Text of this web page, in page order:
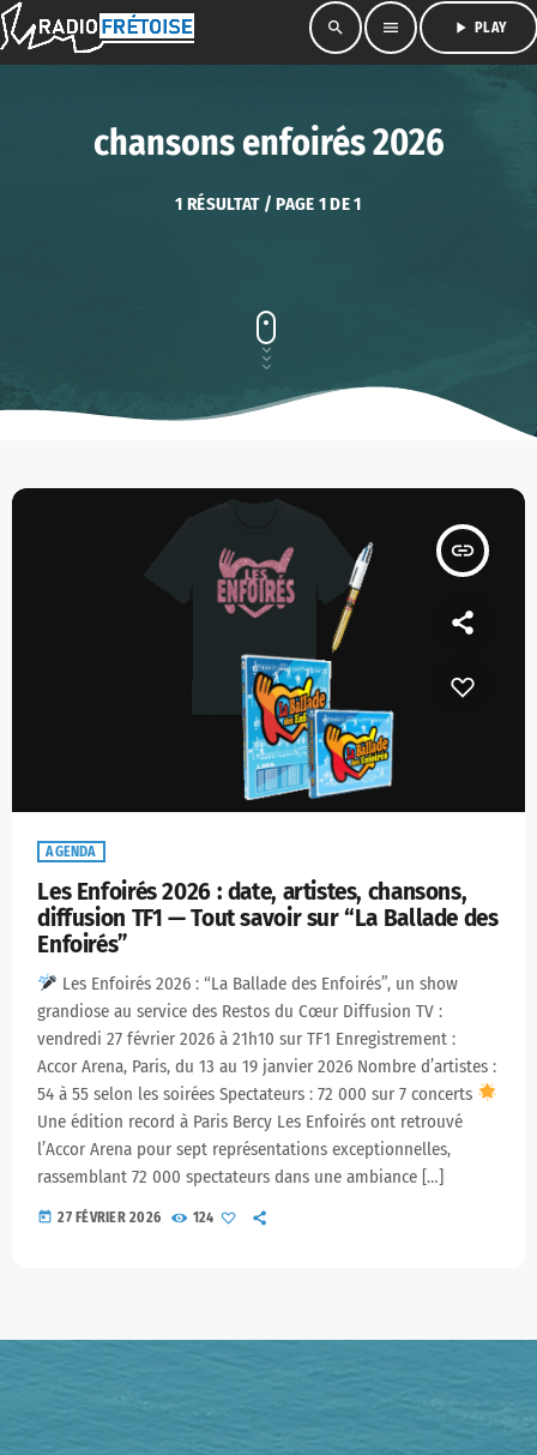
search menu play_arrow PLAY
chansons enfoirés 2026
1 RÉSULTAT / PAGE 1 DE 1
insert_link
AGENDA
Les Enfoirés 2026 : date, artistes, chansons,
diffusion TF1 — Tout savoir sur “La Ballade des
Enfoirés”
Les Enfoirés 2026 : “La Ballade des Enfoirés”, un show
grandiose au service des Restos du Cœur Diffusion TV :
vendredi 27 février 2026 à 21h10 sur TF1 Enregistrement :
Accor Arena, Paris, du 13 au 19 janvier 2026 Nombre d’artistes :
54 à 55 selon les soirées Spectateurs : 72 000 sur 7 concerts
Une édition record à Paris Bercy Les Enfoirés ont retrouvé
l’Accor Arena pour sept représentations exceptionnelles,
rassemblant 72 000 spectateurs dans une ambiance […]
today 27 FÉVRIER 2026 124